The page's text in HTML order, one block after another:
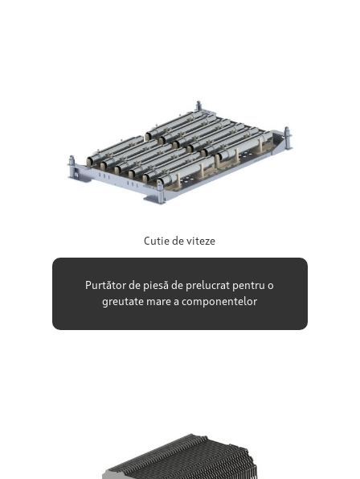
Cutie de viteze
Purtător de piesă de prelucrat pentru o
greutate mare a componentelor